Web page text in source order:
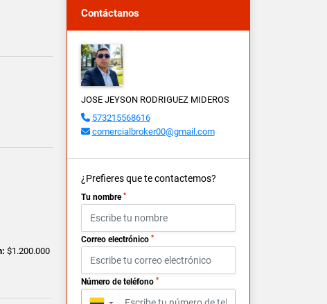
$1.200.000
Contáctanos
JOSE JEYSON RODRIGUEZ MIDEROS
573215568616
comercialbroker00@gmail.com
¿Prefieres que te contactemos?
Tu nombre *
Correo electrónico *
Número de teléfono *
▼